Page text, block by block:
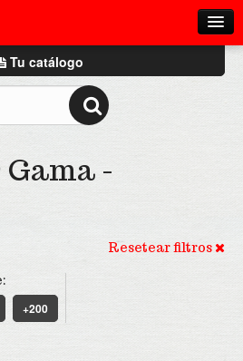
Tu catálogo
-
Resetear filtros
+200